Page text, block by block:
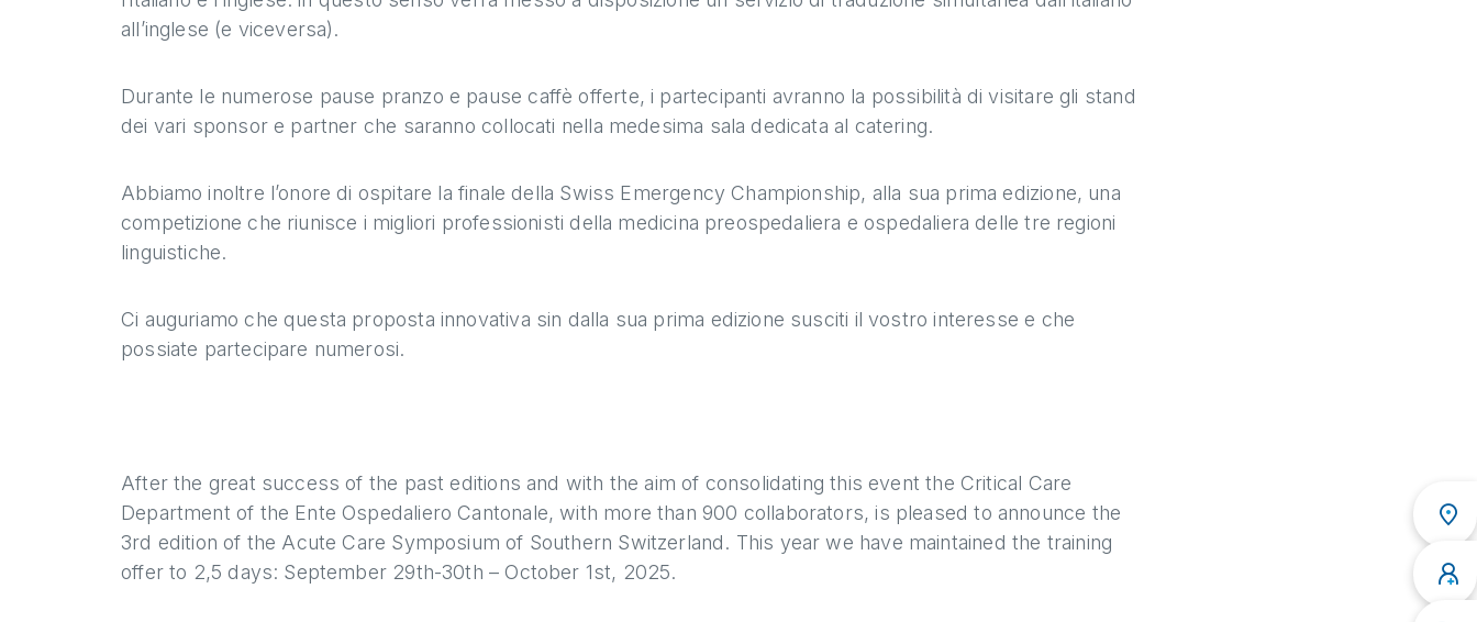
all’inglese (e viceversa).
Durante le numerose pause pranzo e pause caffè offerte, i partecipanti avranno la possibilità di visitare gli stand
dei vari sponsor e partner che saranno collocati nella medesima sala dedicata al catering.
Abbiamo inoltre l’onore di ospitare la finale della Swiss Emergency Championship, alla sua prima edizione, una
competizione che riunisce i migliori professionisti della medicina preospedaliera e ospedaliera delle tre regioni
linguistiche.
Ci auguriamo che questa proposta innovativa sin dalla sua prima edizione susciti il vostro interesse e che
possiate partecipare numerosi.
After the great success of the past editions and with the aim of consolidating this event the Critical Care
Department of the Ente Ospedaliero Cantonale, with more than 900 collaborators, is pleased to announce the
3rd edition of the Acute Care Symposium of Southern Switzerland. This year we have maintained the training
offer to 2,5 days: September 29th-30th – October 1st, 2025.